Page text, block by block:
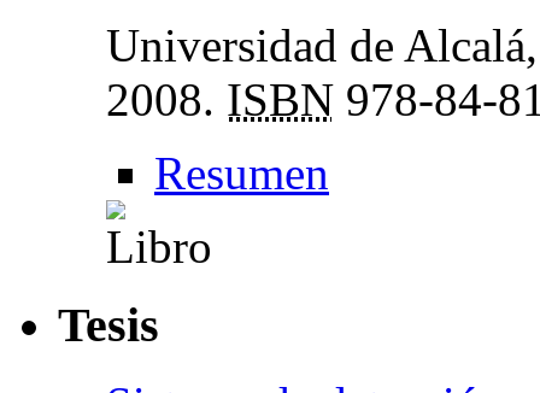
Universidad de
2008. ISBN 978-84-
Resumen
Tesis